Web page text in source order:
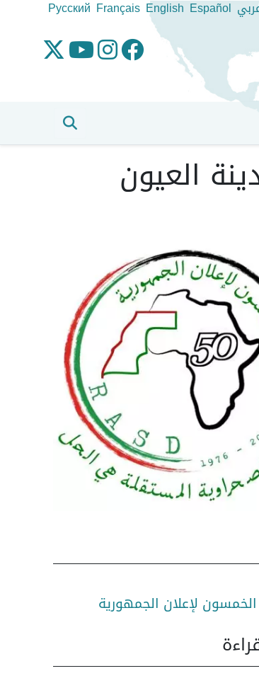
Español
English
Français
Pусский
العيون
لإعلان الجمهورية